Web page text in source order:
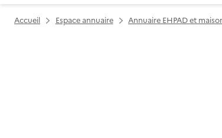
Accueil Espace annuaire Annuaire EHPAD et